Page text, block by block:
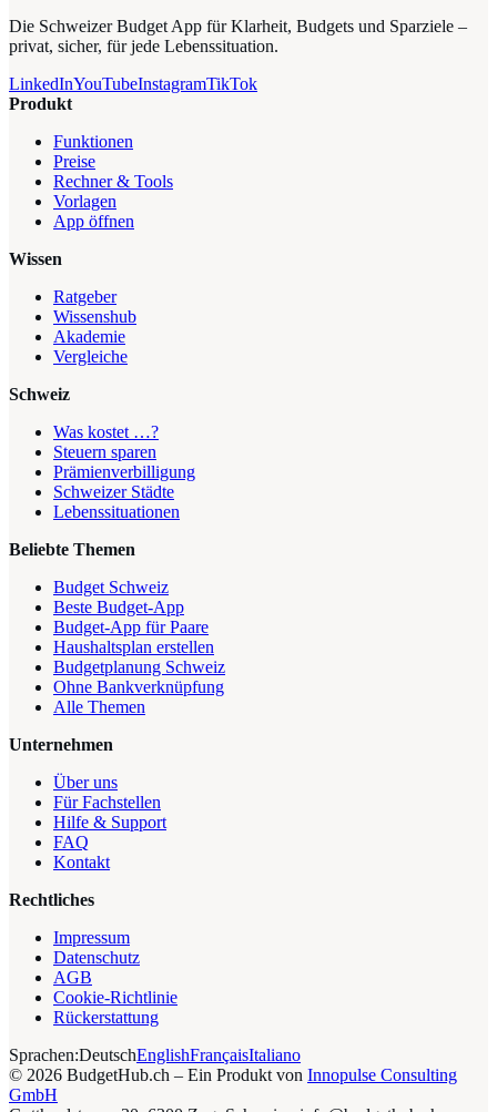
Die Schweizer Budget App für Klarheit, Budgets und Sparziele –
privat, sicher, für jede Lebenssituation.
LinkedInYouTubeInstagramTikTok
Produkt
Funktionen
Preise
Rechner & Tools
Vorlagen
App öffnen
Wissen
Ratgeber
Wissenshub
Akademie
Vergleiche
Schweiz
Was kostet …?
Steuern sparen
Prämienverbilligung
Schweizer Städte
Lebenssituationen
Beliebte Themen
Budget Schweiz
Beste Budget-App
Budget-App für Paare
Haushaltsplan erstellen
Budgetplanung Schweiz
Ohne Bankverknüpfung
Alle Themen
Unternehmen
Über uns
Für Fachstellen
Hilfe & Support
FAQ
Kontakt
Rechtliches
Impressum
Datenschutz
AGB
Cookie-Richtlinie
Rückerstattung
Sprachen:DeutschEnglishFrançaisItaliano
© 2026 BudgetHub.ch – Ein Produkt von Innopulse Consulting
GmbH